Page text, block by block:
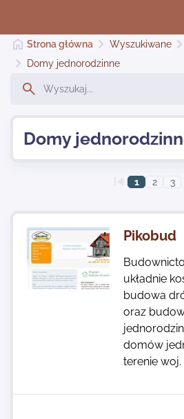
Dodaj stronę
Kontakt
Strona główna Wyszukiwane
Domy jednorodzinne
Domy
1 2 3
Pikobud
układnie
budowa
oraz
domów
terenie